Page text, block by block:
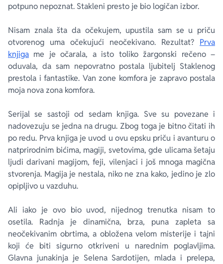
potpuno nepoznat. Stakleni presto je bio logičan izbor.
Nisam znala šta da očekujem, upustila sam se u priču
otvorenog uma očekujući neočekivano. Rezultat? Prva
knjiga me je očarala, a isto toliko žargonski rečeno –
oduvala, da sam nepovratno postala ljubitelj Staklenog
prestola i fantastike. Van zone komfora je zapravo postala
moja nova zona komfora.
Serijal se sastoji od sedam knjiga. Sve su povezane i
nadovezuju se jedna na drugu. Zbog toga je bitno čitati ih
po redu. Prva knjiga je uvod u ovu epsku priču i avanturu o
natprirodnim bićima, magiji, svetovima, gde ulicama šetaju
ljudi darivani magijom, feji, vilenjaci i još mnoga magična
stvorenja. Magija je nestala, niko ne zna kako, jedino je zlo
opipljivo u vazduhu.
Ali iako je ovo bio uvod, nijednog trenutka nisam to
osetila. Radnja je dinamična, brza, puna zapleta sa
neočekivanim obrtima, a obložena velom misterije i tajni
koji će biti sigurno otkriveni u narednim poglavljima.
Glavna junakinja je Selena Sardotijen, mlada i prelepa,